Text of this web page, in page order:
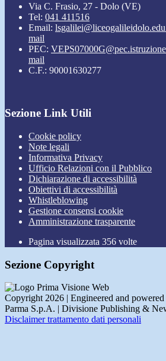
Via C. Frasio, 27 - Dolo (VE)
Tel: 041 411516
Email:
mail
PEC:
mail
C.F.: 90001630277
Sezione Link Utili
Cookie policy
Note legali
Informativa Privacy
Ufficio Relazioni con il Pubblico
Dichiarazione di accessibilità
Obiettivi di accessibilità
Whistleblowing
Gestione consensi cookie
Amministrazione trasparente
Pagina visualizzata 356 volte
Sezione Copyright
Copyright 2026 | Engineered and
Parma S.p.A. | Divisione Publishing &
Disclaimer trattamento dati personali